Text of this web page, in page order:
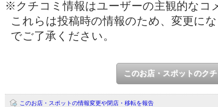
※クチコミ情報はユーザーの主観的なコ
これらは投稿時の情報のため、変更に
でご了承ください。
このお店・スポットのク
このお店・スポットの情報変更や閉店・移転を報告